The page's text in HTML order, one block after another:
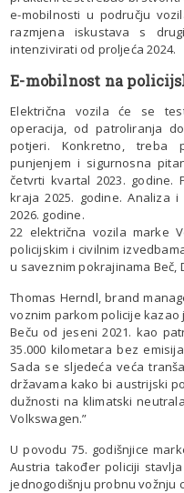
e-mobilnosti u području
razmjena iskustava s
intenzivirati od proljeća 2024.
E-mobilnost na
Električna vozila će se
operacija, od patroliranja
potjeri. Konkretno, treba
punjenjem i sigurnosna
četvrti kvartal 2023.
kraja 2025. godine. Analiza
2026. godine.
22 električna vozila marke
policijskim i civilnim
u saveznim pokrajinama Beč,
Thomas Herndl, brand
voznim parkom policije kazao
Beču od jeseni 2021. kao
35.000 kilometara bez
Sada se sljedeća veća
državama kako bi austrijski
dužnosti na klimatski
Volkswagen.”
U povodu 75. godišnjice
Austria također policiji
jednogodišnju probnu vožnju